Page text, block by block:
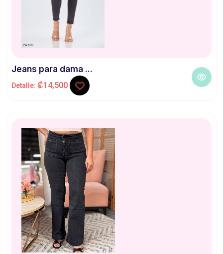
Jeans para dama ...
Detalle: ₡14,500